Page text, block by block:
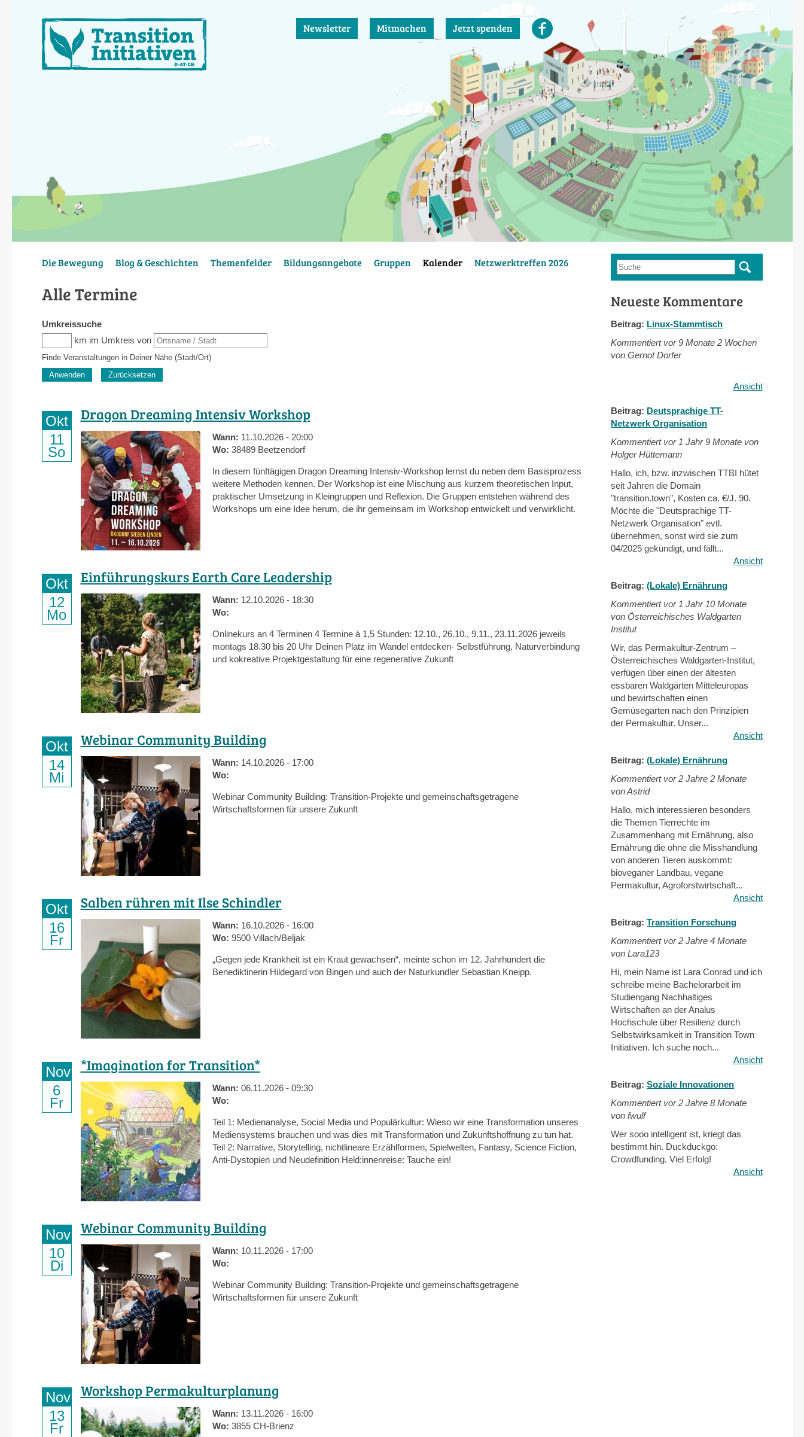
Newsletter Mitmachen Jetzt spenden
Die Bewegung Blog & Geschichten Themenfelder Bildungsangebote Gruppen Kalender Netzwerktreffen 2026
Alle Termine
Umkreissuche
Entfernung
Einheit
km im Umkreis von
Ursprung
Finde Veranstaltungen in Deiner Nähe (Stadt/Ort)
Dragon Dreaming Intensiv Workshop
Okt
11
So
Wann: 11.10.2026 - 20:00
Wo: 38489 Beetzendorf
In diesem fünftägigen Dragon Dreaming Intensiv-Workshop lernst du neben dem Basisprozess
weitere Methoden kennen. Der Workshop ist eine Mischung aus kurzem theoretischen Input,
praktischer Umsetzung in Kleingruppen und Reflexion. Die Gruppen entstehen während des
Workshops um eine Idee herum, die ihr gemeinsam im Workshop entwickelt und verwirklicht.
Einführungskurs Earth Care Leadership
Okt
12
Mo
Wann: 12.10.2026 - 18:30
Wo:
Onlinekurs an 4 Terminen 4 Termine á 1,5 Stunden: 12.10., 26.10., 9.11., 23.11.2026 jeweils
montags 18.30 bis 20 Uhr Deinen Platz im Wandel entdecken- Selbstführung, Naturverbindung
und kokreative Projektgestaltung für eine regenerative Zukunft
Webinar Community Building
Okt
14
Mi
Wann: 14.10.2026 - 17:00
Wo:
Webinar Community Building: Transition-Projekte und gemeinschaftsgetragene
Wirtschaftsformen für unsere Zukunft
Salben rühren mit Ilse Schindler
Okt
16
Fr
Wann: 16.10.2026 - 16:00
Wo: 9500 Villach/Beljak
„Gegen jede Krankheit ist ein Kraut gewachsen“, meinte schon im 12. Jahrhundert die
Benediktinerin Hildegard von Bingen und auch der Naturkundler Sebastian Kneipp.
*Imagination for Transition*
Nov
6
Fr
Wann: 06.11.2026 - 09:30
Wo:
Teil 1: Medienanalyse, Social Media und Populärkultur: Wieso wir eine Transformation unseres
Mediensystems brauchen und was dies mit Transformation und Zukunftshoffnung zu tun hat.
Teil 2: Narrative, Storytelling, nichtlineare Erzählformen, Spielwelten, Fantasy, Science Fiction,
Anti-Dystopien und Neudefinition Held:innenreise: Tauche ein!
Webinar Community Building
Nov
10
Di
Wann: 10.11.2026 - 17:00
Wo:
Webinar Community Building: Transition-Projekte und gemeinschaftsgetragene
Wirtschaftsformen für unsere Zukunft
Workshop Permakulturplanung
Nov
13
Fr
Wann: 13.11.2026 - 16:00
Wo: 3855 CH-Brienz
Suchformular
Suche
Neueste Kommentare
Beitrag: Linux-Stammtisch
Kommentiert vor9 Monate 2 Wochen
von Gernot Dorfer
Ansicht
Beitrag: Deutsprachige TT-
Netzwerk Organisation
Kommentiert vor 1 Jahr 9 Monate von
Holger Hüttemann
Hallo, ich, bzw. inzwischen TTBI hütet
seit Jahren die Domain
"transition.town", Kosten ca. €/J. 90.
Möchte die "Deutsprachige TT-
Netzwerk Organisation" evtl.
übernehmen, sonst wird sie zum
04/2025 gekündigt, und fällt...
Ansicht
Beitrag:(Lokale) Ernährung
Kommentiert vor 1 Jahr 10 Monate
von Österreichisches Waldgarten
Institut
Wir, das Permakultur-Zentrum –
Österreichisches Waldgarten-Institut,
verfügen über einen der ältesten
essbaren Waldgärten Mitteleuropas
und bewirtschaften einen
Gemüsegarten nach den Prinzipien
der Permakultur. Unser...
Ansicht
Beitrag:(Lokale) Ernährung
Kommentiert vor2 Jahre 2 Monate
von Astrid
Hallo, mich interessieren besonders
die Themen Tierrechte im
Zusammenhang mit Ernährung, also
Ernährung die ohne die Misshandlung
von anderen Tieren auskommt:
bioveganer Landbau, vegane
Permakultur, Agroforstwirtschaft...
Ansicht
Beitrag:Transition Forschung
Kommentiert vor2 Jahre 4 Monate
von Lara123
Hi, mein Name ist Lara Conrad und ich
schreibe meine Bachelorarbeit im
Studiengang Nachhaltiges
Wirtschaften an der Analus
Hochschule über Resilienz durch
Selbstwirksamkeit in Transition Town
Initiativen. Ich suche noch...
Ansicht
Beitrag:Soziale Innovationen
Kommentiert vor2 Jahre 8 Monate
von fwulf
Wer sooo intelligent ist, kriegt das
bestimmt hin. Duckduckgo:
Crowdfunding. Viel Erfolg!
Ansicht